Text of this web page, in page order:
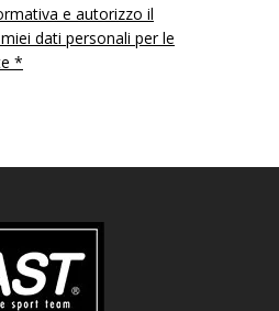
e autorizzo il
dati personali per le
*